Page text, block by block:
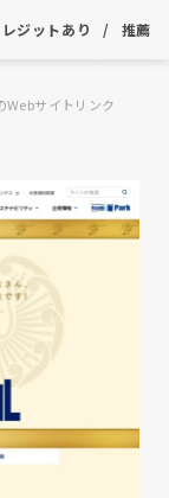
ジットあり 推薦
Webサイトリンク